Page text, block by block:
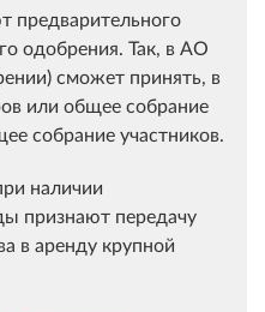
предварительного
одобрения. Так, в АО
сможет принять, в
или общее собрание
собрание участников.
наличии
признают передачу
в аренду крупной